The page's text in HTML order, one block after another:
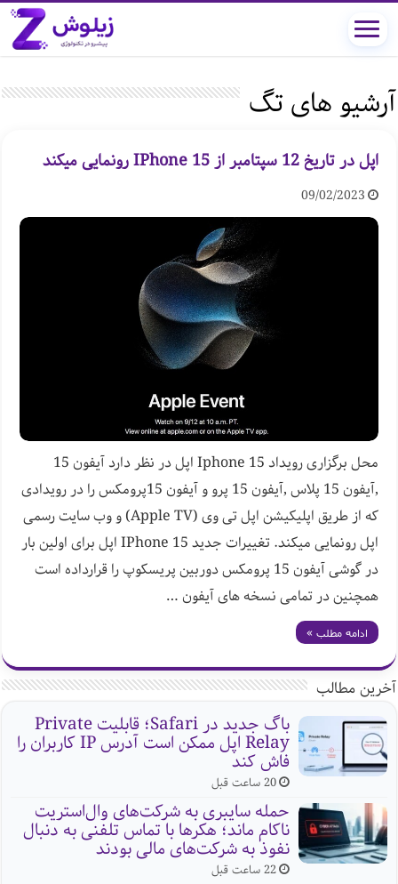
آرشیو های تگ
اپل در تاریخ 12 سپتامبر از IPhone 15 رونمایی میکند
09/02/2023
محل برگزاری رویداد Iphone 15 اپل در نظر دارد آیفون 15
,آیفون 15 پلاس ,آیفون 15 پرو و آیفون 15پرومکس را در رویدادی
که از طریق اپلیکیشن اپل تی وی (Apple TV) و وب سایت رسمی
اپل رونمایی میکند. تغییرات جدید IPhone 15 اپل برای اولین بار
در گوشی آیفون 15 پرومکس دوربین پریسکوپ را قرارداده است
همچنین در تمامی نسخه های آیفون …
ادامه مطلب »
آخرین مطالب
باگ جدید در Safari؛ قابلیت Private
Relay اپل ممکن است آدرس IP کاربران را
فاش کند
20 ساعت قبل
حمله سایبری به شرکت‌های وال‌استریت
ناکام ماند؛ هکرها با تماس تلفنی به دنبال
نفوذ به شرکت‌های مالی بودند
22 ساعت قبل